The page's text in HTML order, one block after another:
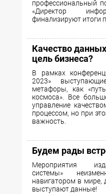
профессиональный
«Директор
финализируют итоги
Качество
цель бизнеса?
В рамках
2023»
метафоры, как
космоса». Все
управление
процессом, но при
важность.
Будем рады
Мероприятия
системы»
навигатором в мире,
выступают данные!